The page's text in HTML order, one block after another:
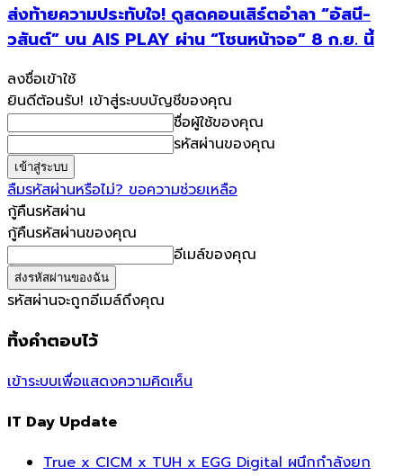
ส่งท้ายความประทับใจ! ดูสดคอนเสิร์ตอำลา “อัสนี-
วสันต์” บน AIS PLAY ผ่าน “โซนหน้าจอ” 8 ก.ย. นี้
ลงชื่อเข้าใช้
ยินดีต้อนรับ! เข้าสู่ระบบบัญชีของคุณ
ชื่อผู้ใช้ของคุณ
รหัสผ่านของคุณ
ลืมรหัสผ่านหรือไม่? ขอความช่วยเหลือ
กู้คืนรหัสผ่าน
กู้คืนรหัสผ่านของคุณ
อีเมล์ของคุณ
รหัสผ่านจะถูกอีเมล์ถึงคุณ
ทิ้งคำตอบไว้
เข้าระบบเพื่อแสดงความคิดเห็น
IT Day Update
True x CICM x TUH x EGG Digital ผนึกกำลังยก